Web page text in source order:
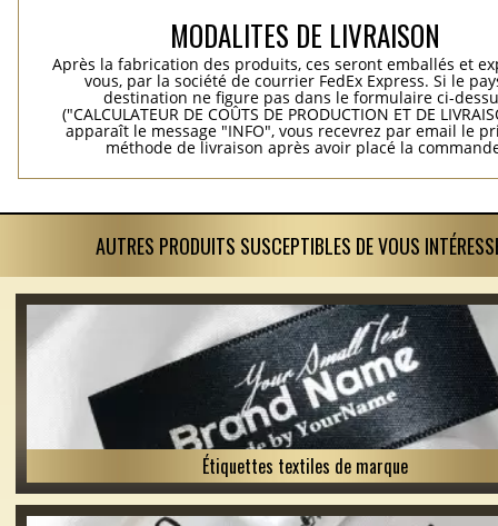
MODALITES DE LIVRAISON
Après la fabrication des produits, ces seront emballés et
vous, par la société de courrier FedEx Express. Si le
destination ne figure pas dans le formulaire ci-
("CALCULATEUR DE COÛTS DE PRODUCTION ET DE
apparaît le message "INFO", vous recevrez par email le
méthode de livraison après avoir placé la
AUTRES PRODUITS SUSCEPTIBLES DE VOUS
Étiquettes textiles de marque